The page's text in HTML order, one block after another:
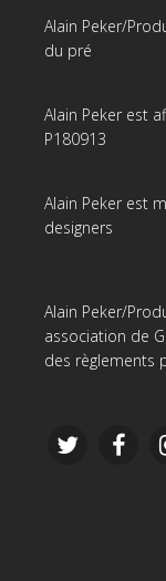
Alain Peker/
du pré
Alain Peker est
P180913
Alain Peker est
designers
Alain Peker/
association de
des règlements